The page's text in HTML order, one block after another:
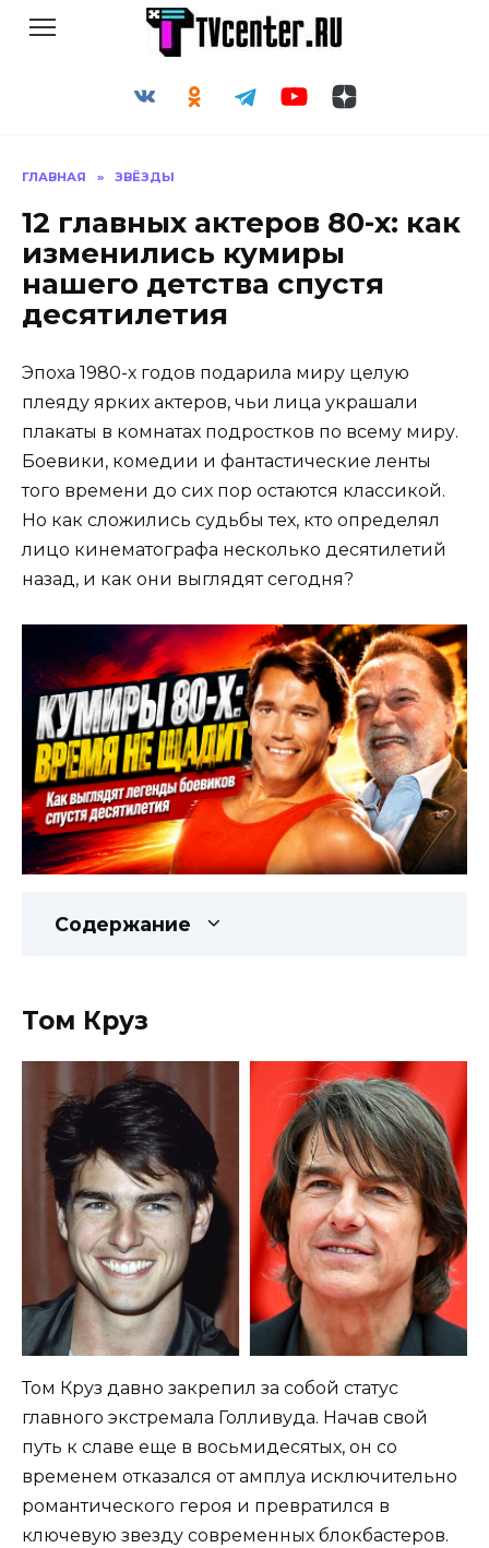
ГЛАВНАЯ » ЗВЁЗДЫ
12 главных актеров 80-х: как
изменились кумиры
нашего детства спустя
десятилетия
Эпоха 1980-х годов подарила миру целую
плеяду ярких актеров, чьи лица украшали
плакаты в комнатах подростков по всему миру.
Боевики, комедии и фантастические ленты
того времени до сих пор остаются классикой.
Но как сложились судьбы тех, кто определял
лицо кинематографа несколько десятилетий
назад, и как они выглядят сегодня?
Содержание
Том Круз
Том Круз давно закрепил за собой статус
главного экстремала Голливуда. Начав свой
путь к славе еще в восьмидесятых, он со
временем отказался от амплуа исключительно
романтического героя и превратился в
ключевую звезду современных блокбастеров.